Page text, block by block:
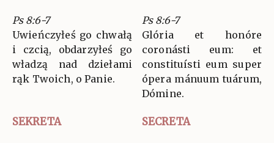
Ps 8:6-7
Uwieńczyłeś go chwałą
i czcią, obdarzyłeś go
władzą nad dziełami
rąk Twoich, o Panie.
Ps 8:6-7
Glória et honóre
coronásti eum: et
constituísti eum super
ópera mánuum tuárum,
Dómine.
SEKRETA SECRETA